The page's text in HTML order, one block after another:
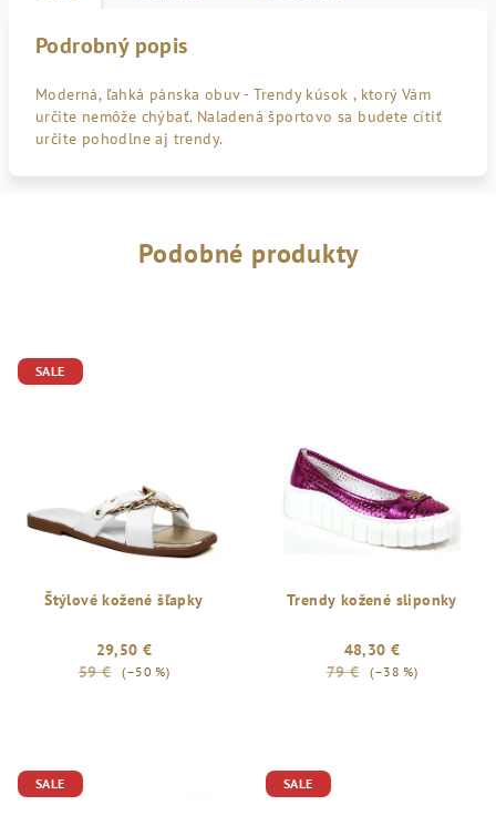
Podrobný popis
Moderná, ľahká pánska obuv - Trendy kúsok , ktorý Vám
určite nemôže chýbať. Naladená športovo sa budete cítiť
určite pohodlne aj trendy.
Podobné produkty
SALE
Štýlové kožené šľapky
29,50 €
59 €
(–50 %)
Trendy kožené sliponky
48,30 €
79 €
(–38 %)
SALE SALE